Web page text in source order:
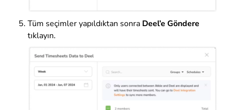
Tüm seçimler yapıldıktan sonra Deel’e Göndere
tıklayın.